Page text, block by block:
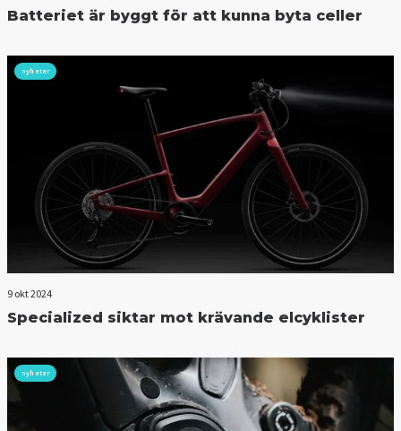
Batteriet är byggt för att kunna byta celler
nyheter
9 okt 2024
Specialized siktar mot krävande elcyklister
nyheter